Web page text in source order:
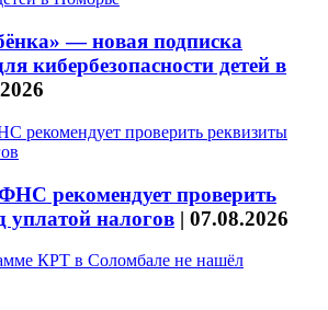
— новая подписка
кибербезопасности детей в
рекомендует проверить
уплатой налогов | 07.08.2026